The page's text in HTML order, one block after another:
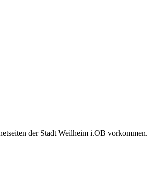
der Stadt Weilheim i.OB vorkommen.